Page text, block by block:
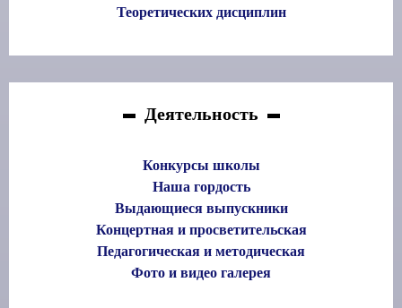
Теоретических дисциплин
Деятельность
Конкурсы школы
Наша гордость
Выдающиеся выпускники
Концертная и просветительская
Педагогическая и методическая
Фото и видео галерея